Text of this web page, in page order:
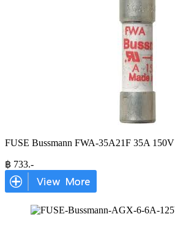
FUSE Bussmann FWA-35A21F 35A 150V
฿ 733.-